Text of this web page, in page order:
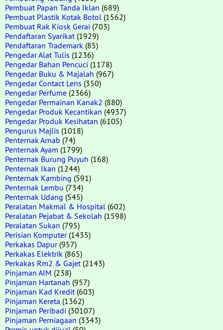
Pembuat Papan Tanda Iklan (689)
Pembuat Plastik Kotak Botol (1562)
Pembuat Rak Kiosk Gerai (703)
Pendaftaran Syarikat (1929)
Pendaftaran Trademark (85)
Pengedar Alat Tulis (1236)
Pengedar Bahan Pencuci (1178)
Pengedar Buku & Majalah (967)
Pengedar Contact Lens (350)
Pengedar Perfume (2366)
Pengedar Permainan Kanak2 (880)
Pengedar Produk Kecantikan (4937)
Pengedar Produk Kesihatan (6105)
Pengurus Majlis (1018)
Penternak Arnab (74)
Penternak Ayam (1799)
Penternak Burung Puyuh (168)
Penternak Ikan (1244)
Penternak Kambing (591)
Penternak Lembu (734)
Penternak Udang (545)
Peralatan Makmal & Hospital (602)
Peralatan Pejabat & Sekolah (1598)
Peralatan Sukan (795)
Perisian Komputer(1435)
Perkakas Dapur(957)
Perkakas Elektrik (865)
Perkakas Rm2 & Gajet (2143)
Pinjaman AIM (238)
Pinjaman Hartanah (957)
Pinjaman Kad Kredit (603)
Pinjaman Kereta (1362)
Pinjaman Peribadi (30107)
Pinjaman Perniagaan (3343)